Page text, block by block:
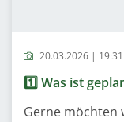
20.03.2026 |
1️⃣ Was ist
Gerne möchten